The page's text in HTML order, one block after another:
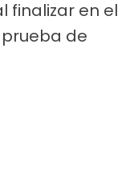
finalizar en el
de